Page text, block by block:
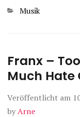
Kategorien
Musik
Franx –
Much Hate
Veröffentlicht am
byArne